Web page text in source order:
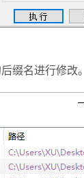
缀名进行修改。